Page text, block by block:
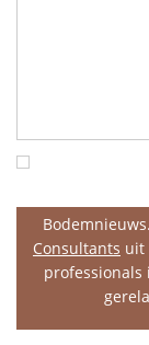
Consultants uit
professionals